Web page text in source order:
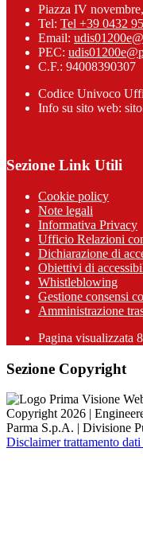
Piazza IV
Tel: Tel +39 0432
Email:
PEC:
C.F.: 94008390307
Codice Univoco
Info su sito web:
Sezione Link Utili
Cookie policy
Note legali
Informativa Privacy
Ufficio Relazioni
Dichiarazione di
Obiettivi di
Whistleblowing
Gestione consensi
Amministrazione
Pagina visualizzata
Sezione Copyright
Copyright 2026 |
Parma S.p.A. | Divisione
Disclaimer trattamento